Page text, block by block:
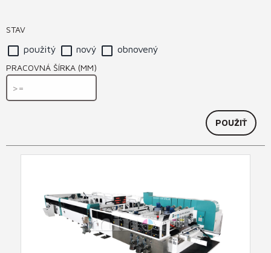
STAV
použitý nový obnovený
PRACOVNÁ ŠÍRKA (MM)